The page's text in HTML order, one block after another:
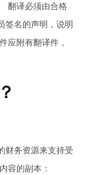
翻译必须由合格
签名的声明，说明
应附有翻译件，
财务资源来支持受
容的副本：